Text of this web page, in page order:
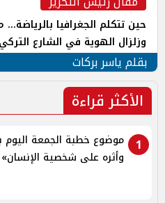
حين تتكلم الجغرافيا
وزلزال الهوية في الشارع التركي
بقلم ياسر بركات
الأكثر قراءة
1
موضوع خطبة الجمعة اليوم
وأثره على شخصية الإنسان»